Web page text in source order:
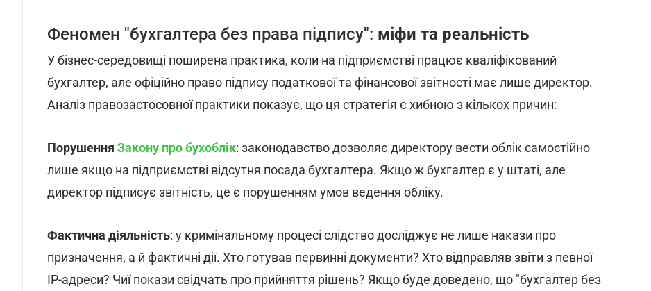
Феномен "бухгалтера без права підпису": міфи та реальність
У бізнес-середовищі поширена практика, коли на підприємстві працює кваліфікований
бухгалтер, але офіційно право підпису податкової та фінансової звітності має лише директор.
Аналіз правозастосовної практики показує, що ця стратегія є хибною з кількох причин:
Порушення Закону про бухоблік: законодавство дозволяє директору вести облік самостійно
лише якщо на підприємстві відсутня посада бухгалтера. Якщо ж бухгалтер є у штаті, але
директор підписує звітність, це є порушенням умов ведення обліку.
Фактична діяльність: у кримінальному процесі слідство досліджує не лише накази про
призначення, а й фактичні дії. Хто готував первинні документи? Хто відправляв звіти з певної
IP-адреси? Чиї покази свідчать про прийняття рішень? Якщо буде доведено, що "бухгалтер без